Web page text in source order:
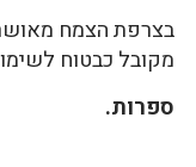
בצרפת הצמח
מקובל כבטוח
ספרות.